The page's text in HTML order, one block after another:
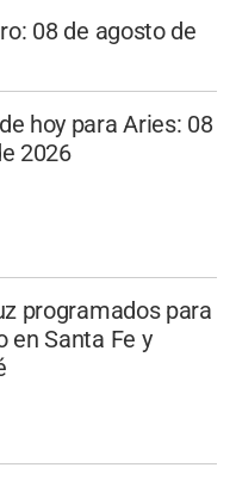
08 de agosto de
hoy para Aries: 08
2026
programados para
en Santa Fe y